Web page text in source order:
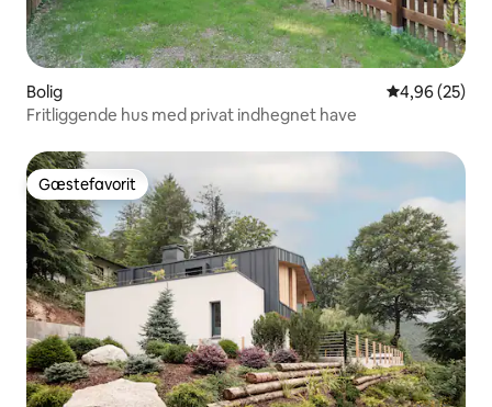
Bolig 4,96 ud af 5 i
4,96 (25)
Fritliggende hus med privat indhegnet have
Gæstefavorit
Gæstefavorit